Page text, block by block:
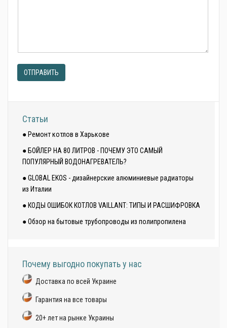
ОТПРАВИТЬ
Статьи
● Ремонт котлов в Харькове
● БОЙЛЕР НА 80 ЛИТРОВ - ПОЧЕМУ ЭТО САМЫЙ
ПОПУЛЯРНЫЙ ВОДОНАГРЕВАТЕЛЬ?
● GLOBAL EKOS - дизайнерские алюминиевые радиаторы
из Италии
● КОДЫ ОШИБОК КОТЛОВ VAILLANT: ТИПЫ И РАСШИФРОВКА
● Обзор на бытовые трубопроводы из полипропилена
Почему выгодно покупать у нас
Доставка по всей Украине
Гарантия на все товары
20+ лет на рынке Украины